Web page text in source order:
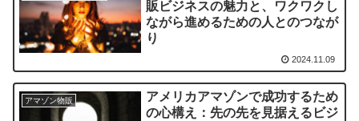
販ビジネスの魅力と、ワクワクし
ながら進めるための人とのつなが
り
2024.11.09
アマゾン物販
アメリカアマゾンで成功するため
の心構え：先の先を見据えるビジ